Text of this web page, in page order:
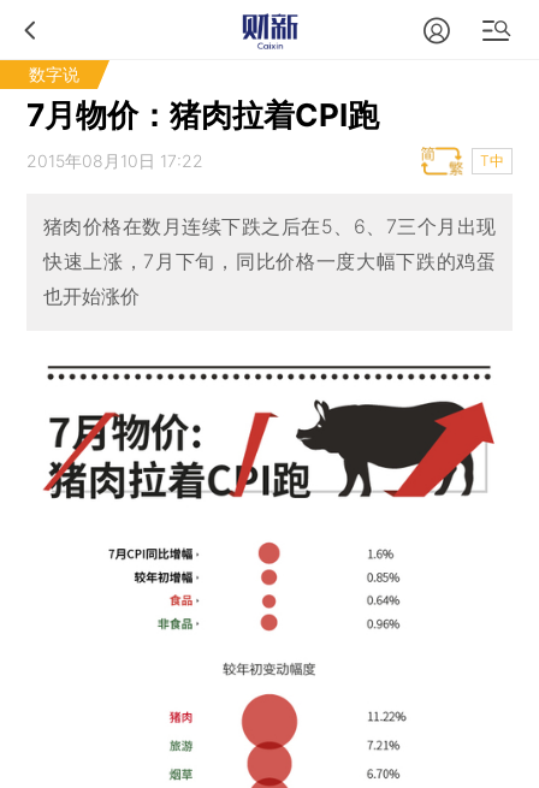
数字说
7月物价：猪肉拉着CPI跑
2015年08月10日 17:22 T中
猪肉价格在数月连续下跌之后在5、6、7三个月出现
快速上涨，7月下旬，同比价格一度大幅下跌的鸡蛋
也开始涨价